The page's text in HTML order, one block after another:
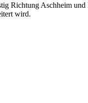
Richtung Aschheim
wird.